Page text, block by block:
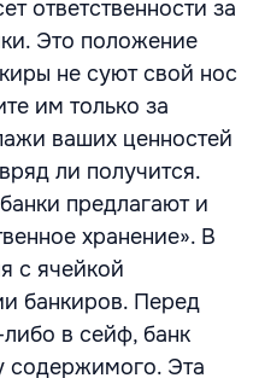
ответственности за
Это положение
не суют свой нос
им только за
ваших ценностей
ли получится.
предлагают и
хранение». В
с ячейкой
банкиров. Перед
в сейф, банк
содержимого. Эта